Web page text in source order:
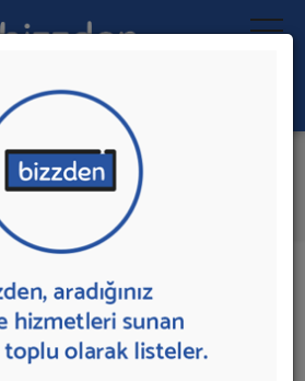
Ara:
Firmadan Teklif İste